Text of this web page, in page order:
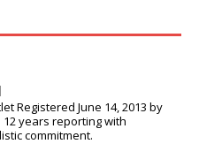
Registered June 14, 2013 by
years reporting with
commitment.